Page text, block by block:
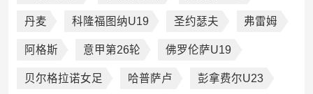
丹麦 科隆福图纳U19 圣约瑟夫 弗雷姆
阿格斯 意甲第26轮 佛罗伦萨U19
贝尔格拉诺女足 哈普萨卢 彭拿费尔U23